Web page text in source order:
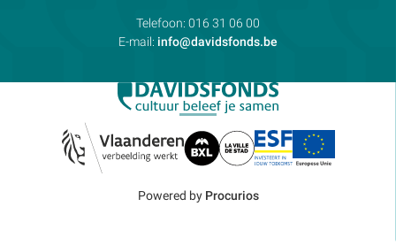
Telefoon: 016 31 06 00
E-mail: info@davidsfonds.be
Powered by Procurios